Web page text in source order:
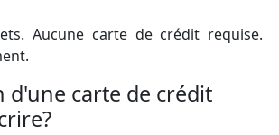
Aucune carte de crédit requise.
d'une carte de crédit